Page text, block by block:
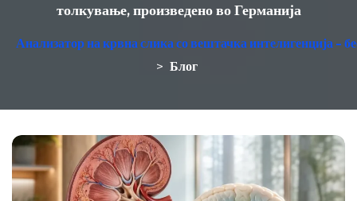
толкување, произведено во Германија
Анализатор на крвна слика со вештачка интелигенција -
> Блог